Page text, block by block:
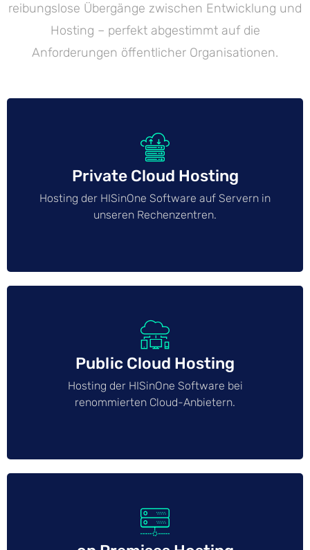
reibungslose Übergänge zwischen Entwicklung und
Hosting – perfekt abgestimmt auf die
Anforderungen öffentlicher Organisationen.
Private Cloud Hosting
Hosting der HISinOne Software auf Servern in
unseren Rechenzentren.
Public Cloud Hosting
Hosting der HISinOne Software bei
renommierten Cloud-Anbietern.